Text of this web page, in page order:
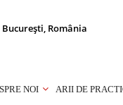
București, România
NOI ARII DE